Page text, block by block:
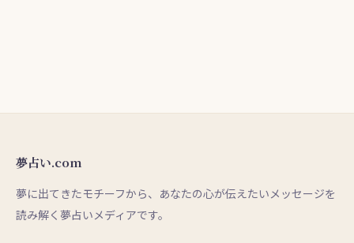
夢占い.com
夢に出てきたモチーフから、あなたの心が伝えたいメッセージを
読み解く夢占いメディアです。